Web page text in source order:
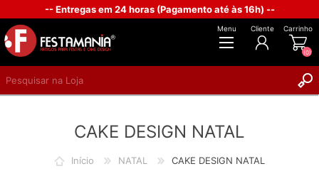
-- Entregas em 24 horas (Pagamento até às 16h) --
Menu Cliente
INICIAR SESSÃO
Carrinho
(0)
CAKE DESIGN NATAL
Início NATAL CAKE DESIGN NATAL